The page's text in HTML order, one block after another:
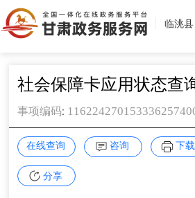
临洮县
社会保障卡应用状态查
事项编码:
在线查询 咨询 下载
分享